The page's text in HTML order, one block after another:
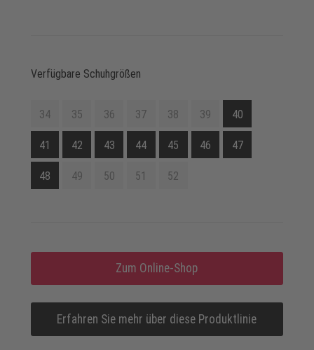
Verfügbare Schuhgrößen
34 35 36 37 38 39 40
41 42 43 44 45 46 47
48 49 50 51 52
Zum Online-Shop
Erfahren Sie mehr über diese Produktlinie